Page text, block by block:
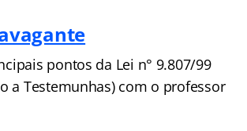
pontos da Lei n° 9.807/99
a Testemunhas) com o professor